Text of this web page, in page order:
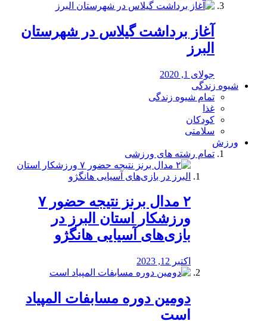
آغاز برداشت گیلاس در شهرستان
البرز
جولای 1, 2020
شیوه زندگی
تمام شیوه زندگی
غذا
کودکان
سلامتی
ورزش
تمام رشته های ورزشی
۲ مدال برنز نتیجه حضور ۷
ورزشکار استان البرز در
بازی‌های آسیایی هانگژو
اکتبر 12, 2023
دومین دوره مسابفات المپیاد
است